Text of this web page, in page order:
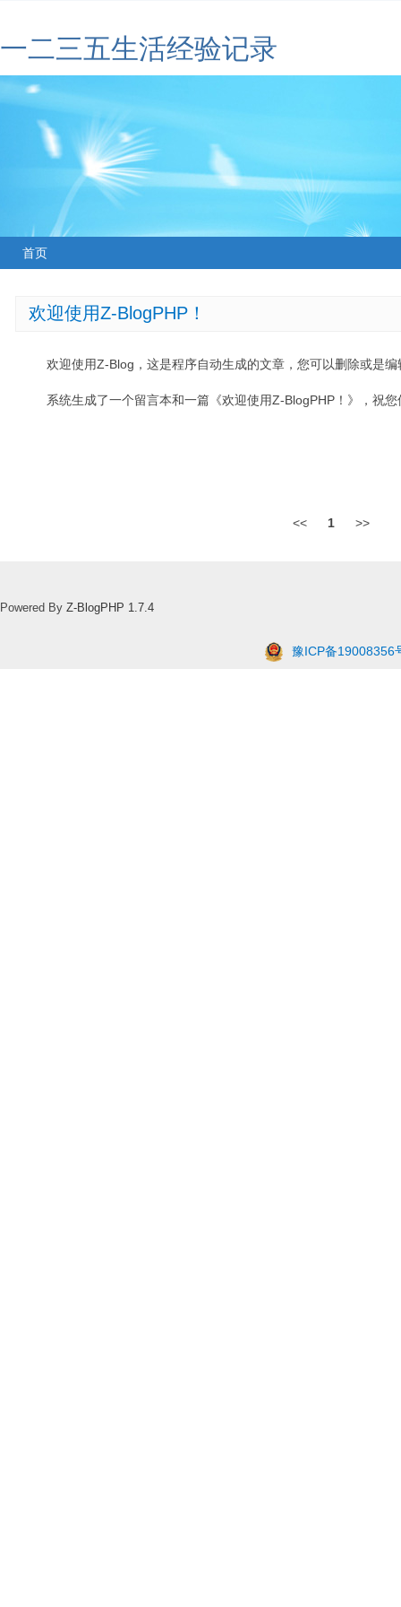
一二三五生活经验记录
首页
欢迎使用Z-BlogPHP！
欢迎使用Z-Blog，这是程序自动生成的文章，您可以删除或是编
系统生成了一个留言本和一篇《欢迎使用Z-BlogPHP！》，祝
<< 1 >>
Powered By Z-BlogPHP 1.7.4
豫ICP备19008356